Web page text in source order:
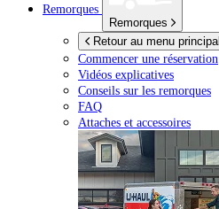
Remorques
Remorques
Retour au menu principal
Commencer une réservation
Vidéos explicatives
Conseils sur les remorques
FAQ
Attaches et accessoires